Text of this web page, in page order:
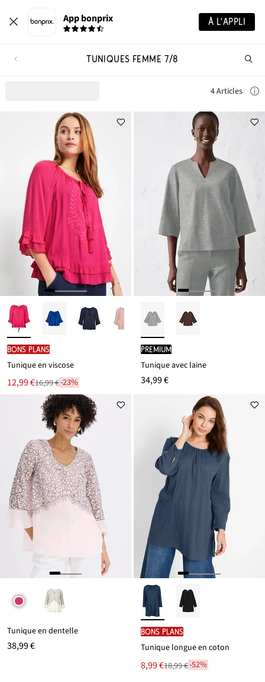
App bonprix À L’APPLI
TUNIQUES FEMME 7/8
4 Articles
BONS PLANS
Tunique en viscose
Le
nouveau
12,99 €
Remise16,99 €-23%
PREMIUM
Tunique avec laine
34,99 €
Tunique en dentelle
38,99 €
BONS PLANS
Tunique longue en coton
Le
nouveau
8,99 €
Remise18,99 €-52%